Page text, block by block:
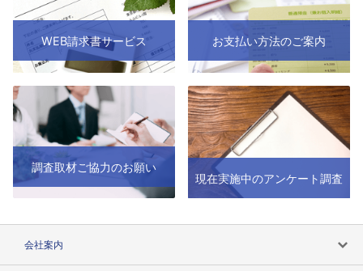
WEB請求書サービス お支払い方法のご案内
調査取材ご協力のお願い
現在実施中のアンケート調査
会社案内